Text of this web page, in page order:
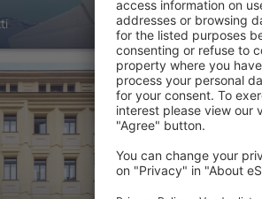
Praga,
PRAGA